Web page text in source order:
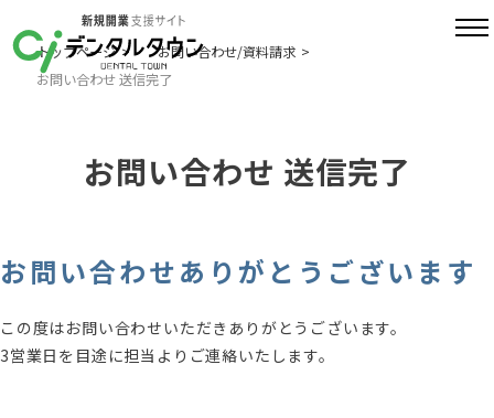
トップページ
お問い合わせ/資料請求
お問い合わせ 送信完了
お問い合わせ 送信完了
お問い合わせありがとうございます
この度はお問い合わせいただきありがとうございます。
3営業日を目途に担当よりご連絡いたします。